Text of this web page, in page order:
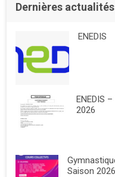
Dernières actualités
ENEDIS
ENEDIS
2026
Saison